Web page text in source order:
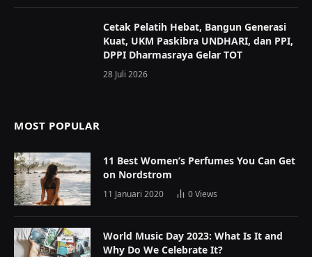
Cetak Pelatih Hebat, Bangun Generasi
Kuat, UKM Paskibra UNDHARI, dan PPI,
DPPI Dharmasraya Gelar TOT
28 Juli 2026
MOST POPULAR
11 Best Women’s Perfumes You Can Get
on Nordstrom
11 Januari 2020 0Views
World Music Day 2023: What Is It and
Why Do We Celebrate It?